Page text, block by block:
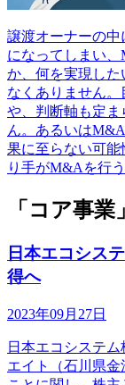
譲渡オーナーの
になってしまい
か、何を実現し
なくありません
や、判断軸も定
ん。あるいは
果に至らない可
り手がM&Aを行
「コア事
日本エコシス
得へ
2023年09月27日
日本エコシステ
エイト（石川県